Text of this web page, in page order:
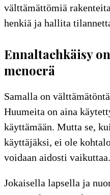
välttämättömiä
henkiä ja hallita
Ennaltaehkäisy
menoerä
Samalla on
Huumeita on aina
käyttämään. Mutta se,
käyttäjäksi, ei ole
voidaan aidosti vaikuttaa.
Jokaisella lapsella ja